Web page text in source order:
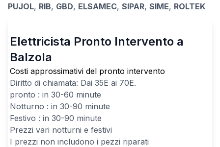
PUJOL, RIB, GBD, ELSAMEC, SIPAR, SIME, ROLTEK
Elettricista Pronto Intervento a
Balzola
Costi approssimativi del pronto intervento
Diritto di chiamata: Dai 35E ai 70E.
pronto : in 30-60 minute
Notturno : in 30-90 minute
Festivo : in 30-90 minute
Prezzi vari notturni e festivi
I prezzi non includono i pezzi riparati